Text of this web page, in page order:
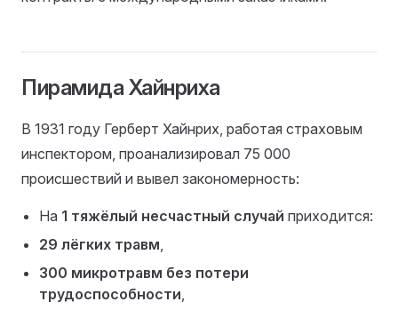
Пирамида Хайнриха
В 1931 году Герберт Хайнрих, работая страховым
инспектором, проанализировал 75 000
происшествий и вывел закономерность:
На 1 тяжёлый несчастный случай приходится:
29 лёгких травм,
300 микротравм без потери
трудоспособности,